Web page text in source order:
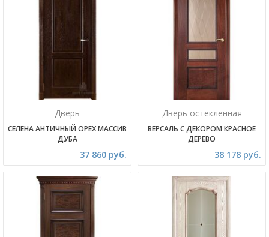
Дверь
СЕЛЕНА АНТИЧНЫЙ ОРЕХ МАССИВ
ДУБА
37 860 руб.
Дверь остекленная
ВЕРСАЛЬ С ДЕКОРОМ КРАСНОЕ
ДЕРЕВО
38 178 руб.